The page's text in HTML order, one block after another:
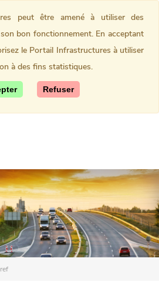
peut être amené à utiliser des
bon fonctionnement. En acceptant
le Portail Infrastructures à utiliser
à des fins statistiques.
Refuser